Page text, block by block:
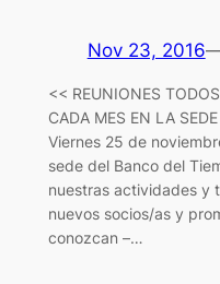
Nov 23, 2016
<< REUNIONES
CADA MES EN LA
Viernes 25 de
sede del Banco del
nuestras actividades y
nuevos socios/as y
conozcan –…